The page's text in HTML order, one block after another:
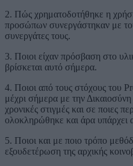
2. Πώς χρηματοδοτήθηκε η
προσώπων συνεργάστηκαν με
συνεργάτες τους.
3. Ποιοι είχαν πρόσβαση στο
βρίσκεται αυτό σήμερα.
4. Ποιοι από τους στόχους του
μέχρι σήμερα με την
χρονικές στιγμές και σε ποιες
ολοκληρώθηκε και άρα υπάρχει
5. Ποιοι και με ποιο τρόπο
εξουδετέρωση της αρχικής